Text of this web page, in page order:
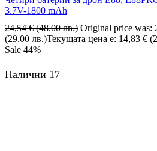
3.7V-1800 mAh
24,54€ (48.00 лв.) Original price was:
(29.00 лв.)Текущата цена е: 14,83 €
Sale 44%
Налични 17